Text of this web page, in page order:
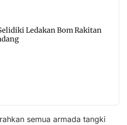
Ledakan Bom Rakitan
semua armada tangki